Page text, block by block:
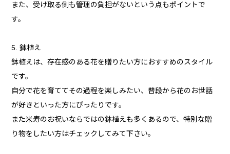
また、受け取る側も管理の負担がないという点もポイントで
す。
5. 鉢植え
鉢植えは、存在感のある花を贈りたい方におすすめのスタイル
です。
自分で花を育ててその過程を楽しみたい、普段から花のお世話
が好きといった方にぴったりです。
また米寿のお祝いならではの鉢植えも多くあるので、特別な贈
り物をしたい方はチェックしてみて下さい。